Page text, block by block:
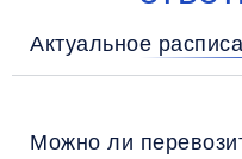
Актуальное
Можно ли